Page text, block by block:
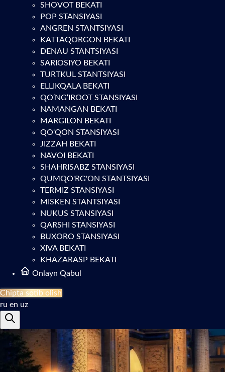
SHOVOT BEKATI
POP STANSIYASI
ANGREN STANTSIYASI
KATTAQORGON BEKATI
DENAU STANTSIYASI
SARIOSIYO BEKATI
TURTKUL STANTSIYASI
ELLIKQALA BEKATI
QO‘NG‘IROOT STANSIYASI
NAMANGAN BEKATI
MARGILON BEKATI
QO‘QON STANSIYASI
JIZZAH BEKATI
NAVOI BEKATI
SHAHRISABZ STANSIYASI
QUMQO'RG'ON STANTSIYASI
TERMIZ STANSIYASI
MISKEN STANTSIYASI
NUKUS STANSIYASI
QARSHI STANSIYASI
BUXORO STANSIYASI
XIVA BEKATI
KHAZARASP BEKATI
Onlayn Qabul
Chipta sotib olish
ru en uz